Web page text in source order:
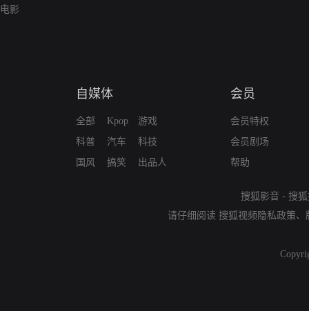
电影
自媒体
全部
科普
国风
Kpop
汽车
搞笑
游戏
科技
出品人
会员
会员特权
会员剧场
帮助
搜狐影音 - 搜
请仔细阅读 搜狐视频隐私政策、